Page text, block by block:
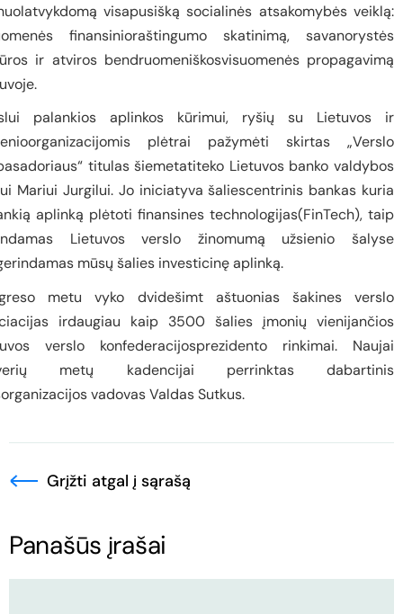
visapusišką socialinės atsakomybės veiklą:
finansinioraštingumo skatinimą, savanorystės
ir atviros bendruomeniškosvisuomenės propagavimą
palankios aplinkos kūrimui, ryšių su Lietuvos ir
plėtrai pažymėti skirtas „Verslo
titulas šiemetatiteko Lietuvos banko valdybos
Mariui Jurgilui. Jo iniciatyva šaliescentrinis bankas kuria
aplinką plėtoti finansines technologijas(FinTech), taip
Lietuvos verslo žinomumą užsienio šalyse
mūsų šalies investicinę aplinką.
metu vyko dvidešimt aštuonias šakines verslo
irdaugiau kaip 3500 šalies įmonių vienijančios
verslo konfederacijosprezidento rinkimai. Naujai
metų kadencijai perrinktas dabartinis
vadovas Valdas Sutkus.
Grįžti atgal į sąrašą
Panašūs įrašai